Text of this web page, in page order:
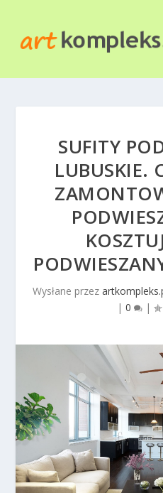
SUFITY
LUBUSKIE.
Wysłane przez
| 0 |